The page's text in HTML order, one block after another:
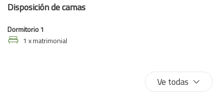
Horno
Lavadora
Microondas
Disposición de camas
Dormitorio 1
1 x matrimonial
Ve todas